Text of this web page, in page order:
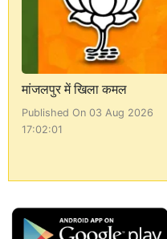
मांजलपुर में खिला कमल
Published On 03 Aug 2026
17:02:01